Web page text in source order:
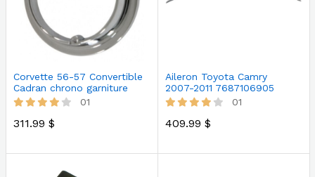
Corvette 56-57 Convertible
Cadran chrono garniture
01
311.99 $
Aileron Toyota Camry
2007-2011 7687106905
01
409.99 $